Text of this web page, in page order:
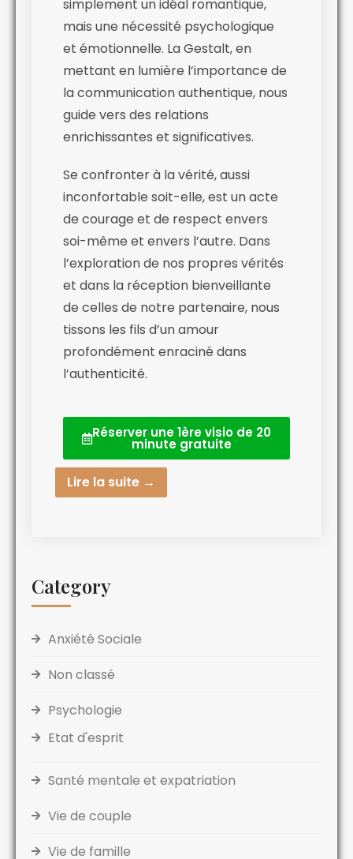
simplement un idéal romantique,
mais une nécessité psychologique
et émotionnelle. La Gestalt, en
mettant en lumière l’importance de
la communication authentique, nous
guide vers des relations
enrichissantes et significatives.
Se confronter à la vérité, aussi
inconfortable soit-elle, est un acte
de courage et de respect envers
soi-même et envers l’autre. Dans
l’exploration de nos propres vérités
et dans la réception bienveillante
de celles de notre partenaire, nous
tissons les fils d’un amour
profondément enraciné dans
l’authenticité.
Réserver une 1ère visio de 20
minute gratuite
Lire la suite →
Category
Anxiété Sociale
Non classé
Psychologie
Etat d'esprit
Santé mentale et expatriation
Vie de couple
Vie de famille